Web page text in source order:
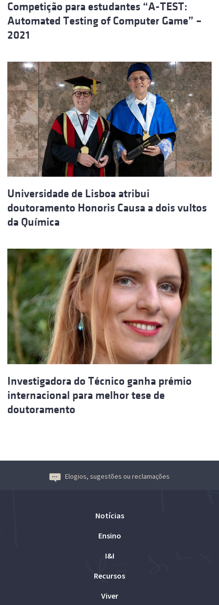
Competição para estudantes “A-TEST:
Automated Testing of Computer Game” –
2021
Universidade de Lisboa atribui
doutoramento Honoris Causa a dois vultos
da Química
Investigadora do Técnico ganha prémio
internacional para melhor tese de
doutoramento
Elogios, sugestões ou reclamações
Notícias
Ensino
I&I
Recursos
Viver